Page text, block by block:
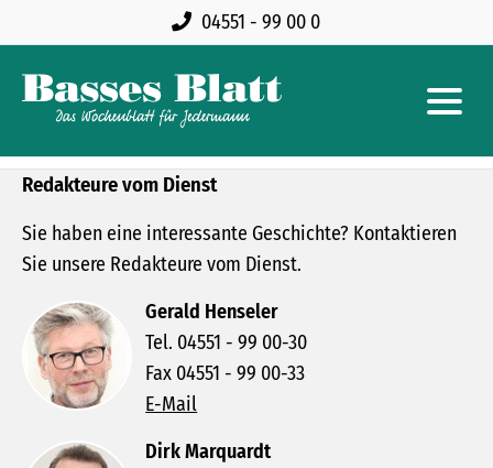
04551 - 99 00 0
Redakteure vom Dienst
Sie haben eine interessante Geschichte? Kontaktieren
Sie unsere Redakteure vom Dienst.
Gerald Henseler
Tel. 04551 - 99 00-30
Fax 04551 - 99 00-33
E-Mail
Dirk Marquardt